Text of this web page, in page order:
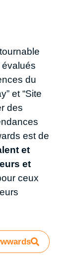
du
et “Site
des
est de
et
et
ceux